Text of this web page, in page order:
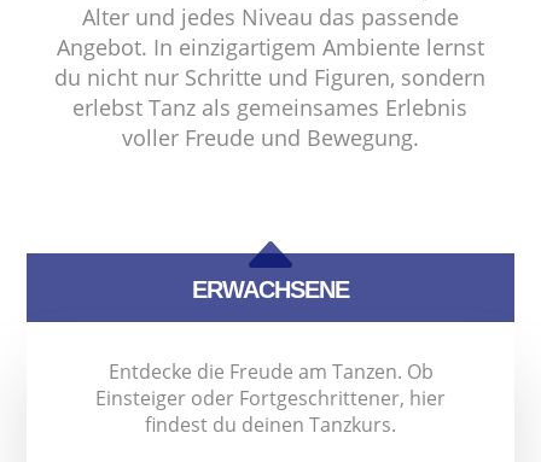
Alter und jedes Niveau das passende
Angebot. In einzigartigem Ambiente lernst
du nicht nur Schritte und Figuren, sondern
erlebst Tanz als gemeinsames Erlebnis
voller Freude und Bewegung.
B
ERWACHSENE
Entdecke die Freude am Tanzen. Ob
Einsteiger oder Fortgeschrittener, hier
findest du deinen Tanzkurs.